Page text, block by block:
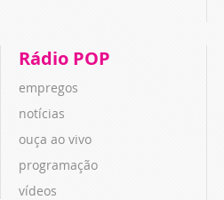
Rádio POP
empregos
notícias
ouça ao vivo
programação
vídeos